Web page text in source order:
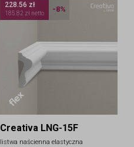
Creativa LNG-15F
listwa naścienna elastyczna
228.56 zł
185.82 zł netto -8%